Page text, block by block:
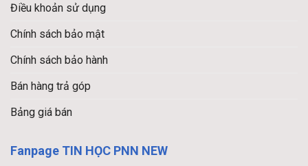
Điều khoản sử dụng
Chính sách bảo mật
Chính sách bảo hành
Bán hàng trả góp
Bảng giá bán
Fanpage TIN HỌC PNN NEW